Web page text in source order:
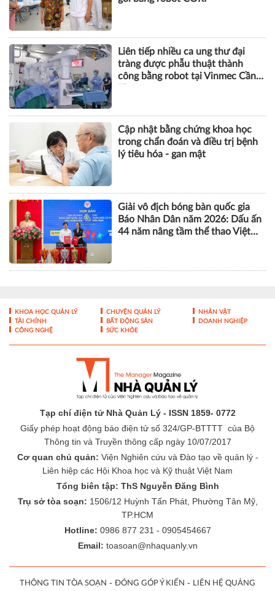
SỨC KHỎE
Tưởng mất khả năng đi lại, cụ bà
phục hồi thần kì sau thay khớp
gối bằng robot CORI
Liên tiếp nhiều ca ung thư đại
tràng được phẫu thuật thành
công bằng robot tại Vinmec Cần
Cập nhật bằng chứng khoa học
trong chẩn đoán và điều trị bệnh
lý tiêu hóa - gan mật
44 năm nâng tầm thể thao Việt
Nam
KHOA HỌC QUẢN LÝ CHUYỆN QUẢN LÝ
NHÂN VẬT
CÔNG NGHỆ
SỨC KHỎE
Tạp chí điện tử Nhà Quản Lý - ISSN 1859- 0772
Giấy phép hoạt động báo điện tử số 324/GP-BTTTT của Bộ
Thông tin và Truyền thông cấp ngày 10/07/2017
Cơ quan chủ quản:Viện Nghiên cứu và Đào tạo về quản lý -
Liên hiệp các Hội Khoa học và Kỹ thuật Việt Nam
Tổng biên tập: ThS Nguyễn Đăng Bình
Trụ sở tòa soạn:1506/12 Huỳnh Tấn Phát, Phường Tân Mỹ,